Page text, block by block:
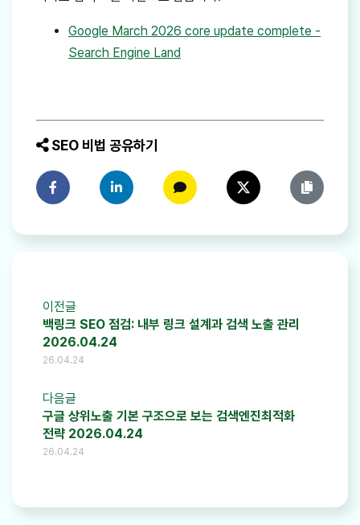
Google March 2026 core update complete -
Search Engine Land
SEO 비법 공유하기
페이스북에 공유하기링크드인에 공유하기카카오톡에 공유하기트위터에 공유하기링크 복사
이전글
백링크 SEO 점검: 내부 링크 설계과 검색 노출 관리
2026.04.24
26.04.24
다음글
구글 상위노출 기본 구조으로 보는 검색엔진최적화
전략 2026.04.24
26.04.24